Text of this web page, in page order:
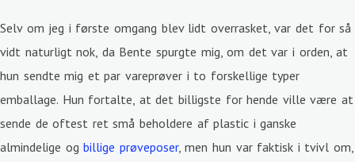
Selv om jeg i første omgang blev lidt overrasket, var det for så
vidt naturligt nok, da Bente spurgte mig, om det var i orden, at
hun sendte mig et par vareprøver i to forskellige typer
emballage. Hun fortalte, at det billigste for hende ville være at
sende de oftest ret små beholdere af plastic i ganske
almindelige ogbillige prøveposer, men hun var faktisk i tvivl om,